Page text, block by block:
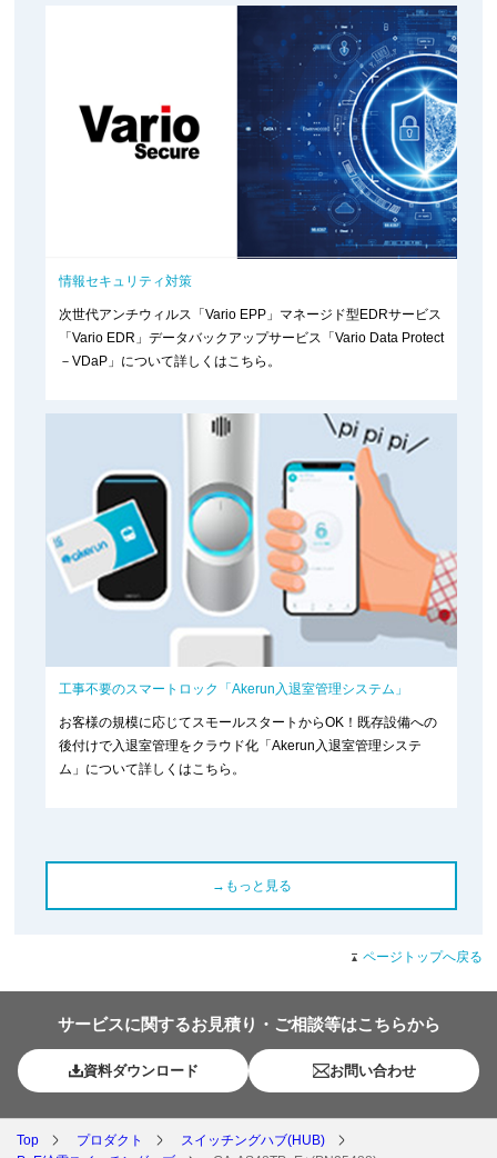
情報セキュリティ対策
次世代アンチウィルス「Vario EPP」マネージド型EDRサービス
「Vario EDR」データバックアップサービス「Vario Data Protect
－VDaP」について詳しくはこちら。
工事不要のスマートロック「Akerun入退室管理システム」
お客様の規模に応じてスモールスタートからOK！既存設備への
後付けで入退室管理をクラウド化「Akerun入退室管理システ
ム」について詳しくはこちら。
→もっと見る
ページトップへ戻る
サービスに関するお見積り・ご相談等はこちらから
資料ダウンロード お問い合わせ
Top プロダクト
スイッチングハブ(HUB)